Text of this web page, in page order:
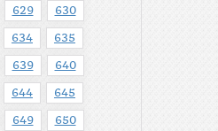
629 630
634 635
639 640
644 645
649 650